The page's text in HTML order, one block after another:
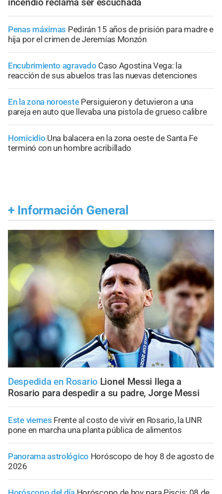
Penas máximas Pedirán 15 años de prisión para madre e
hija por el crimen de Jeremías Monzón
Encubrimiento agravado Caso Agostina Vega: la
reacción de sus abuelos tras las nuevas detenciones
En la zona noroeste Persiguieron y detuvieron a una
pareja en auto que llevaba una pistola de grueso calibre
Homicidio Una balacera en la zona oeste de Santa Fe
terminó con un hombre acribillado
+ Información General
Despedida en Rosario Lionel Messi llega a
Rosario para despedir a su padre, Jorge Messi
Este viernes Frente al costo de vivir en Rosario, la UNR
pone en marcha una planta pública de alimentos
Panorama astrológico Horóscopo de hoy 8 de agosto de
2026